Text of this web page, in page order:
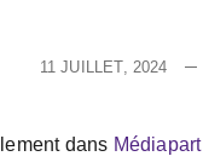
11 JUILLET, 2024
dans Médiapart